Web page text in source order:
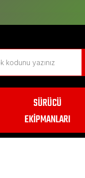
SÜRÜCÜ
EKİPMANLARI